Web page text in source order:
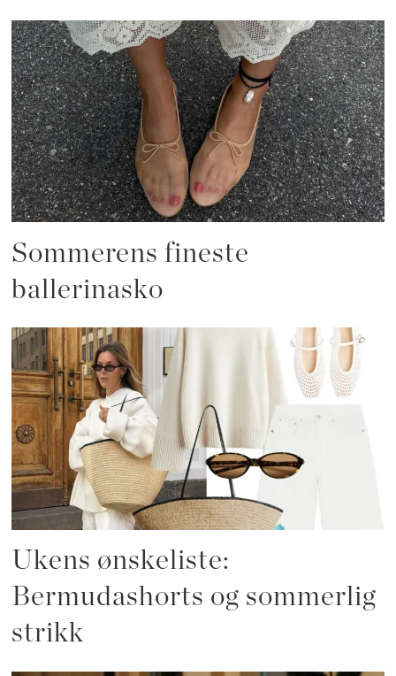
Sommerens fineste
ballerinasko
Ukens ønskeliste:
Bermudashorts og sommerlig
strikk